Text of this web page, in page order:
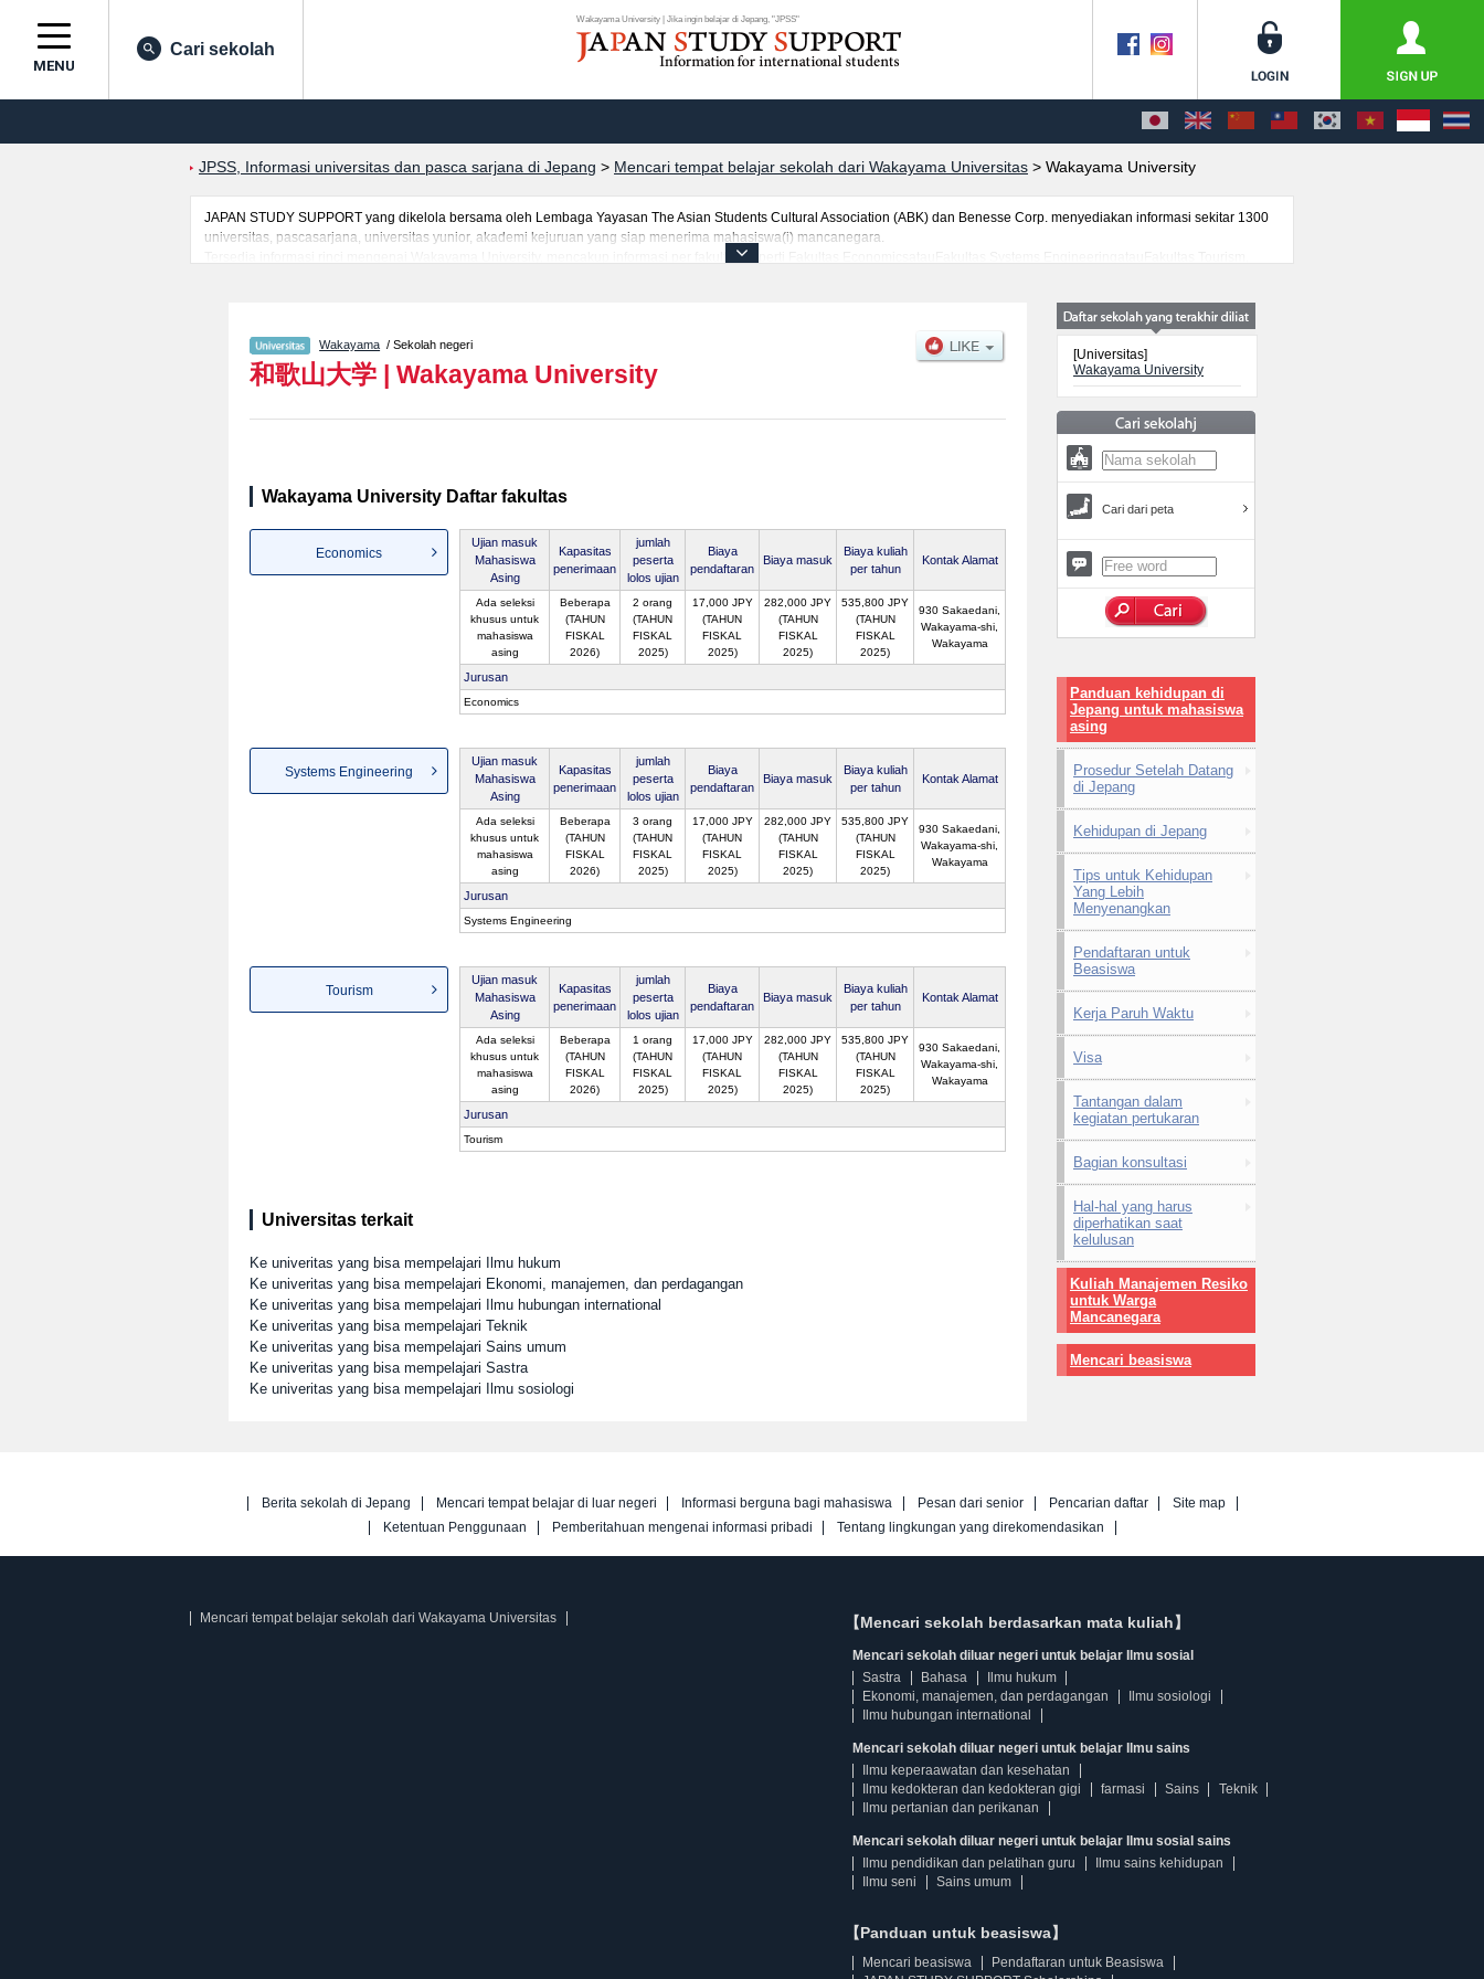
Wakayama University | Jika ingin belajar di Jepang, "JPSS"
MENU
Cari sekolah
JPSS, Informasi universitas dan pasca sarjana di Jepang > Mencari tempat belajar sekolah dari Wakayama Universitas > Wakayama University
JAPAN STUDY SUPPORT yang dikelola bersama oleh Lembaga Yayasan The Asian Students Cultural Association (ABK) dan Benesse Corp. menyediakan informasi sekitar 1300
universitas, pascasarjana, universitas yunior, akademi kejuruan yang siap menerima mahasiswa(i) mancanegara.
Tersedia informasi rinci mengenai Wakayama University, mencakup informasi per fakultas seperti Fakultas EconomicsatauFakultas Systems EngineeringatauFakultas Tourism,
Wakayama / Sekolah negeri
和歌山大学 | Wakayama University
Wakayama University Daftar fakultas
Economics
Ujian masuk
Mahasiswa
Asing
Kapasitas
penerimaan
jumlah
peserta
lolos ujian
Biaya
pendaftaran
Biaya masuk
Biaya kuliah
per tahun
Kontak Alamat
Ada seleksi
khusus untuk
mahasiswa
asing
Beberapa
(TAHUN
FISKAL
2026)
2 orang
(TAHUN
FISKAL
2025)
17,000 JPY
(TAHUN
FISKAL
2025)
282,000 JPY
(TAHUN
FISKAL
2025)
535,800 JPY
(TAHUN
FISKAL
2025)
930 Sakaedani,
Wakayama-shi,
Wakayama
Jurusan
Economics
Systems Engineering
Ujian masuk
Mahasiswa
Asing
Kapasitas
penerimaan
jumlah
peserta
lolos ujian
Biaya
pendaftaran
Biaya masuk
Biaya kuliah
per tahun
Kontak Alamat
Ada seleksi
khusus untuk
mahasiswa
asing
Beberapa
(TAHUN
FISKAL
2026)
3 orang
(TAHUN
FISKAL
2025)
17,000 JPY
(TAHUN
FISKAL
2025)
282,000 JPY
(TAHUN
FISKAL
2025)
535,800 JPY
(TAHUN
FISKAL
2025)
930 Sakaedani,
Wakayama-shi,
Wakayama
Jurusan
Systems Engineering
Tourism
Ujian masuk
Mahasiswa
Asing
Kapasitas
penerimaan
jumlah
peserta
lolos ujian
Biaya
pendaftaran
Biaya masuk
Biaya kuliah
per tahun
Kontak Alamat
Ada seleksi
khusus untuk
mahasiswa
asing
Beberapa
(TAHUN
FISKAL
2026)
1 orang
(TAHUN
FISKAL
2025)
17,000 JPY
(TAHUN
FISKAL
2025)
282,000 JPY
(TAHUN
FISKAL
2025)
535,800 JPY
(TAHUN
FISKAL
2025)
930 Sakaedani,
Wakayama-shi,
Wakayama
Jurusan
Tourism
Universitas terkait
Ke univeritas yang bisa mempelajari Ilmu hukum
Ke univeritas yang bisa mempelajari Ekonomi, manajemen, dan perdagangan
Ke univeritas yang bisa mempelajari Ilmu hubungan international
Ke univeritas yang bisa mempelajari Teknik
Ke univeritas yang bisa mempelajari Sains umum
Ke univeritas yang bisa mempelajari Sastra
Ke univeritas yang bisa mempelajari Ilmu sosiologi
[Universitas]
Wakayama University
Cari dari peta
Panduan kehidupan di
Jepang untuk mahasiswa
asing
Prosedur Setelah Datang
di Jepang
Kehidupan di Jepang
Tips untuk Kehidupan
Yang Lebih
Menyenangkan
Pendaftaran untuk
Beasiswa
Kerja Paruh Waktu
Visa
Tantangan dalam
kegiatan pertukaran
Bagian konsultasi
Hal-hal yang harus
diperhatikan saat
kelulusan
Kuliah Manajemen Resiko
untuk Warga
Mancanegara
Mencari beasiswa
Berita sekolah di Jepang Mencari tempat belajar di luar negeri Informasi berguna bagi mahasiswa Pesan dari senior Pencarian daftar
Site map
Ketentuan Penggunaan
Pemberitahuan mengenai informasi pribadi Tentang lingkungan yang direkomendasikan
Mencari tempat belajar sekolah dari Wakayama Universitas 【Mencari sekolah berdasarkan mata kuliah】
Mencari sekolah diluar negeri untuk belajar Ilmu sosial
Sastra
Bahasa
Ilmu hukum
Ekonomi, manajemen, dan perdagangan
Ilmu sosiologi
Ilmu hubungan international
Mencari sekolah diluar negeri untuk belajar Ilmu sains
Ilmu keperaawatan dan kesehatan
Ilmu kedokteran dan kedokteran gigi
farmasi Sains
Teknik
Ilmu pertanian dan perikanan
Mencari sekolah diluar negeri untuk belajar Ilmu sosial sains
Ilmu pendidikan dan pelatihan guru
Ilmu sains kehidupan
Ilmu seni
Sains umum
【Panduan untuk beasiswa】
Mencari beasiswa
Pendaftaran untuk Beasiswa